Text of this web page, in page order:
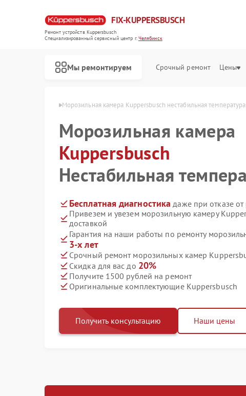
FIX-KUPPERSBUSCH
Ремонт устройств Kuppersbusch
Специализированный cервисный центр г.Челябинск
Мы ремонтируем Срочный ремонт Цены
Морозильная камера Kuppersbusch нестабильная температура
Морозильная камера
Kuppersbusch
Нестабильная
Бесплатная диагностика даже при отказе от
Привезем и увезем морозильную камеру
доставкой
Гарантия на наши работы по ремонту
3-х лет
Срочный ремонт морозильных камер
Скидка для вас до 20%
Получите 1500 рублей на ремонт
Оригинальные комплектующие Kuppersbusch
Получить консультацию Наши цены